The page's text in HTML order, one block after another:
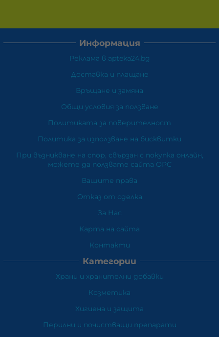
Информация
Реклама в apteka24.bg
Доставка и плащане
Връщане и замяна
Общи условия за ползване
Политиката за поверителност
Политика за използване на бисквитки
При възникване на спор, свързан с покупка онлайн,
можете да ползвате сайта ОРС
Вашите права
Отказ от сделка
За Нас
Карта на сайта
Контакти
Категории
Храни и хранителни добавки
Козметика
Хигиена и защита
Перилни и почистващи препарати